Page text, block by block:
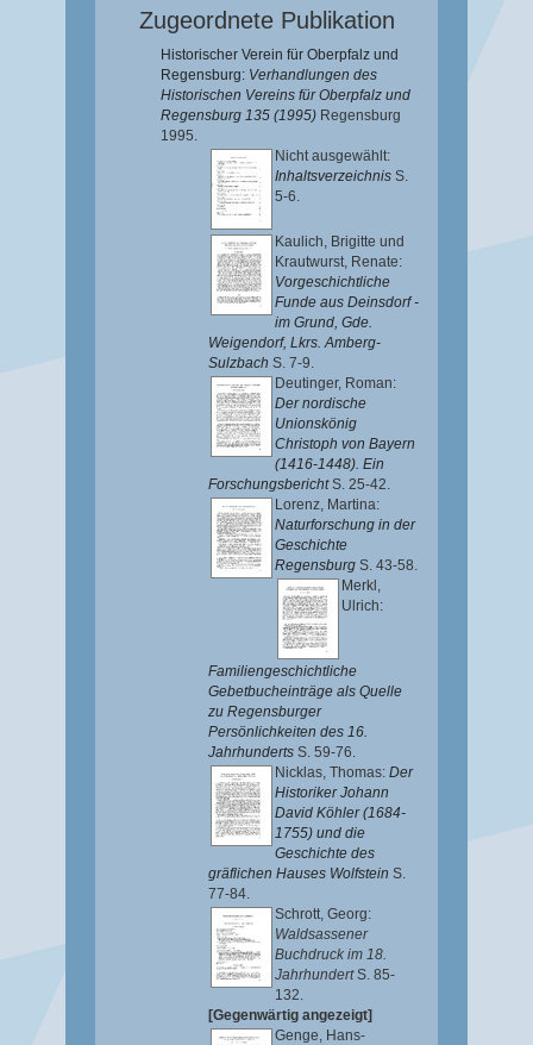
Zugeordnete Publikation
Historischer Verein für Oberpfalz und
Regensburg: Verhandlungen des
Historischen Vereins für Oberpfalz und
Regensburg 135 (1995) Regensburg
1995.
Nicht ausgewählt:
Inhaltsverzeichnis S.
5-6.
Kaulich, Brigitte und
Krautwurst, Renate:
Vorgeschichtliche
Funde aus Deinsdorf -
im Grund, Gde.
Weigendorf, Lkrs. Amberg-
Sulzbach S. 7-9.
Deutinger, Roman:
Der nordische
Unionskönig
Christoph von Bayern
(1416-1448). Ein
ForschungsberichtS. 25-42.
Lorenz, Martina:
Naturforschung in der
Geschichte
Regensburg S. 43-58.
Merkl,
Ulrich:
Familiengeschichtliche
Gebetbucheinträge als Quelle
zu Regensburger
Persönlichkeiten des 16.
Jahrhunderts S. 59-76.
Nicklas, Thomas: Der
Historiker Johann
David Köhler (1684-
1755) und die
Geschichte des
gräflichen Hauses Wolfstein S.
77-84.
Schrott, Georg:
Waldsassener
Buchdruck im 18.
JahrhundertS. 85-
132.
[Gegenwärtig angezeigt]
Genge, Hans-